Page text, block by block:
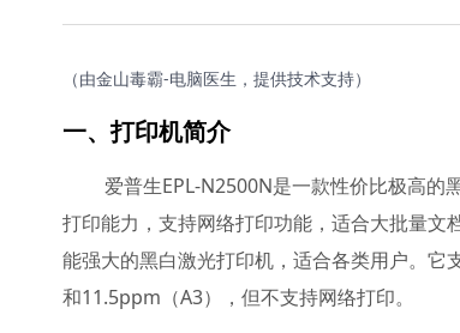
（由金山毒霸-电脑医生，提供技术支持）
一、打印机简介
爱普生EPL-N2500N是一款性价比极高
打印能力，支持网络打印功能，适合大批量文
能强大的黑白激光打印机，适合各类用户。
和11.5ppm（A3），但不支持网络打印。